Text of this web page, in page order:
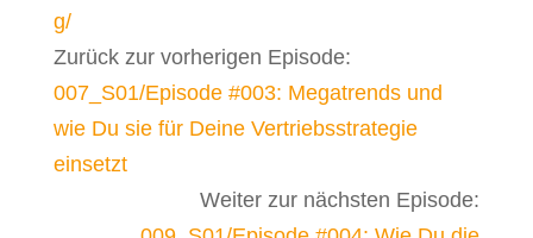
g/
Zurück zur vorherigen Episode:
007_S01/Episode #003: Megatrends und
wie Du sie für Deine Vertriebsstrategie
einsetzt
Weiter zur nächsten Episode: